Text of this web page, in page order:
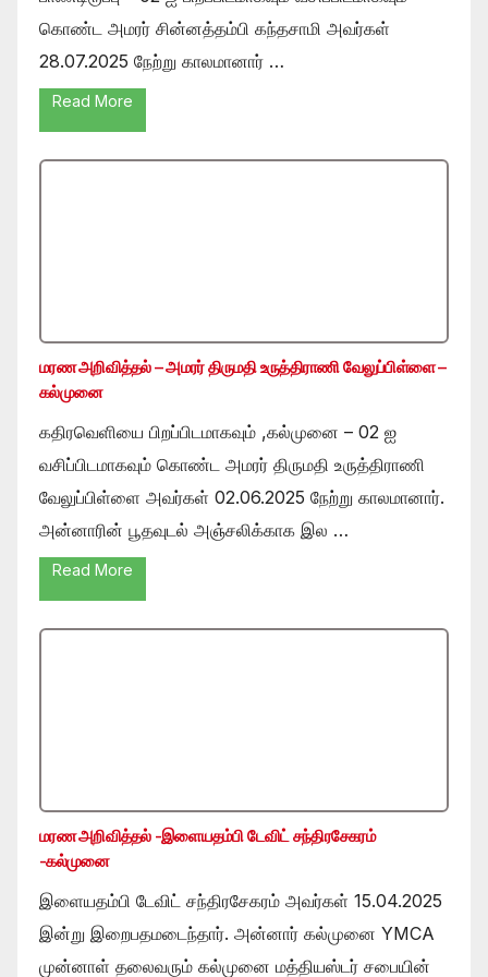
கொண்ட அமரர் சின்னத்தம்பி கந்தசாமி அவர்கள்
28.07.2025 நேற்று காலமானார் …
Read More
மரண அறிவித்தல் – அமரர் திருமதி உருத்திராணி வேலுப்பிள்ளை –
கல்முனை
கதிரவெளியை பிறப்பிடமாகவும் ,கல்முனை – 02 ஐ
வசிப்பிடமாகவும் கொண்ட அமரர் திருமதி உருத்திராணி
வேலுப்பிள்ளை அவர்கள் 02.06.2025 நேற்று காலமானார்.
அன்னாரின் பூதவுடல் அஞ்சலிக்காக இல …
Read More
மரண அறிவித்தல் -இளையதம்பி டேவிட் சந்திரசேகரம்
-கல்முனை
இளையதம்பி டேவிட் சந்திரசேகரம் அவர்கள் 15.04.2025
இன்று இறைபதமடைந்தார். அன்னார் கல்முனை YMCA
முன்னாள் தலைவரும் கல்முனை மத்தியஸ்டர் சபையின்